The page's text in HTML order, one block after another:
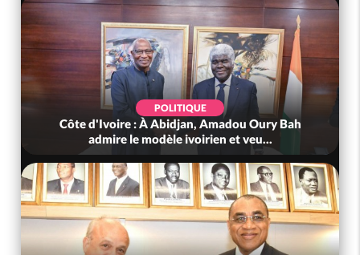
POLITIQUE
Côte d'Ivoire : À Abidjan, Amadou Oury Bah
admire le modèle ivoirien et veu...